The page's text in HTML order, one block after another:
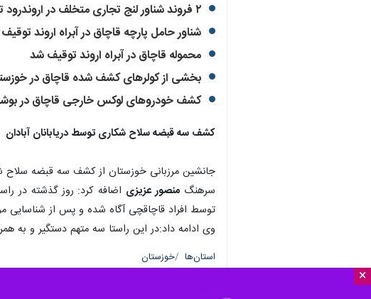
×
۲ فروند شناور لنج تجاری متخلف در اروندرود توقیف شدند
شناور حامل پارچه قاچاق در آبراه اروند
محموله قاچاق در آبراه اروند توقیف شد
بخشی از کولرهای کشف شده قاچاق در
کشف خودروهای لوکس خارجی قاچاق در
کشف سه قبضه سلاح شکاری توسط دریابانان آبادان
جانشین مرزبانی خوزستان از کشف سه قبضه سلاح شکاری غیرمجاز
سرهنگمنصور عزیزی اضافه کرد: روز گذشته در
توسط افراد قاچاقچی آگاه شده و پس از
وی ادامه داد:در این راستا سه متهم دستگیر و به
استان‌ها خوزستان